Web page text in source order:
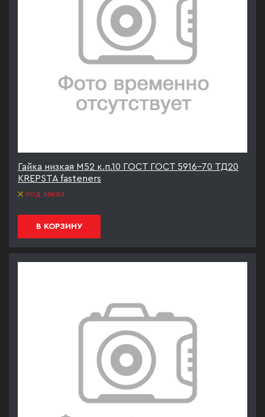
Гайка низкая М52 к.п.10 ГОСТ ГОСТ 5916-70 ТД20
KREPSTA fasteners
под заказ
В КОРЗИНУ